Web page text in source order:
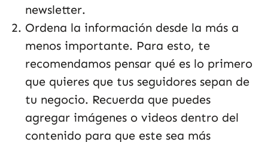
newsletter.
Ordena la información desde la más a
menos importante. Para esto, te
recomendamos pensar qué es lo primero
que quieres que tus seguidores sepan de
tu negocio. Recuerda que puedes
agregar imágenes o videos dentro del
contenido para que este sea más